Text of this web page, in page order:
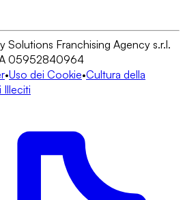
Franchising Agency s.r.l.
05952840964
•Uso dei Cookie•Cultura della
Illeciti